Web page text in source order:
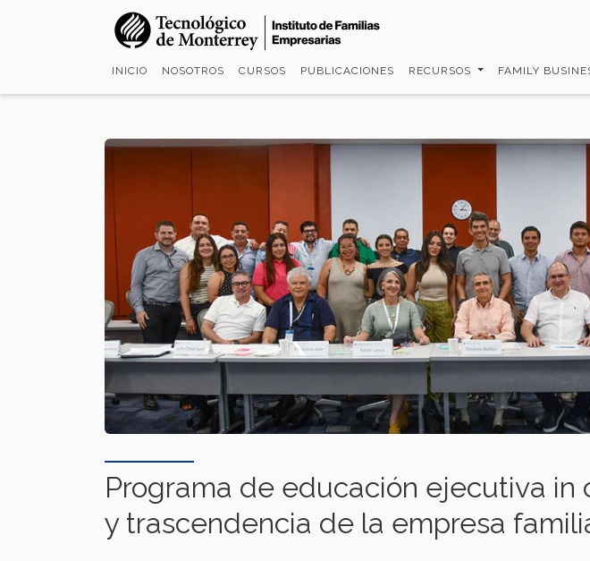
INICIO NOSOTROS CURSOS PUBLICACIONES RECURSOS FAMILY
Programa de educación ejecutiva in
y trascendencia de la empresa